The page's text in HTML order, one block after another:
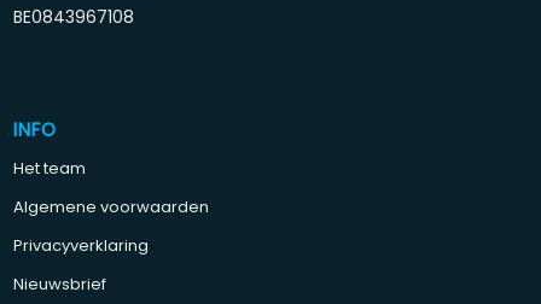
BE0843967108
INFO
Het team
Algemene voorwaarden
Privacyverklaring
Nieuwsbrief